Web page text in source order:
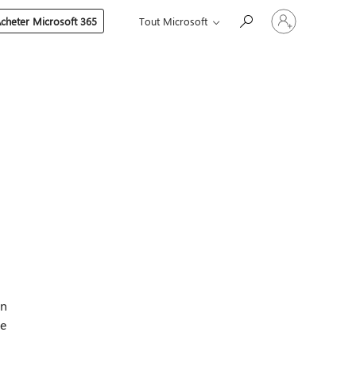
Microsoft 365 Tout Microsoft
Connectez-
vous